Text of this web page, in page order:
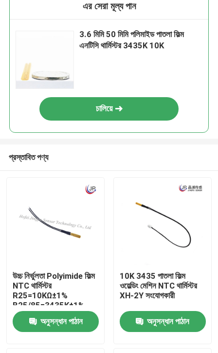
এর সেরা মূল্য পান
3.6 মিমি 50 মিমি পলিমাইড পাতলা ফিল্ম
এনটিসি থার্মিস্টর 3435K 10K
চালিয়ে
প্রস্তাবিত পণ্য
উচ্চ নির্ভুলতা Polyimide ফিল্ম
NTC থার্মিস্টর
R25=10KΩ±1%
B25/85=3435K±1%
অনুসন্ধান পাঠান
10K 3435 পাতলা ফিল্ম
ওয়েল্ডিং মেশিন NTC থার্মিস্টর
XH-2Y সংযোগকারী
অনুসন্ধান পাঠান